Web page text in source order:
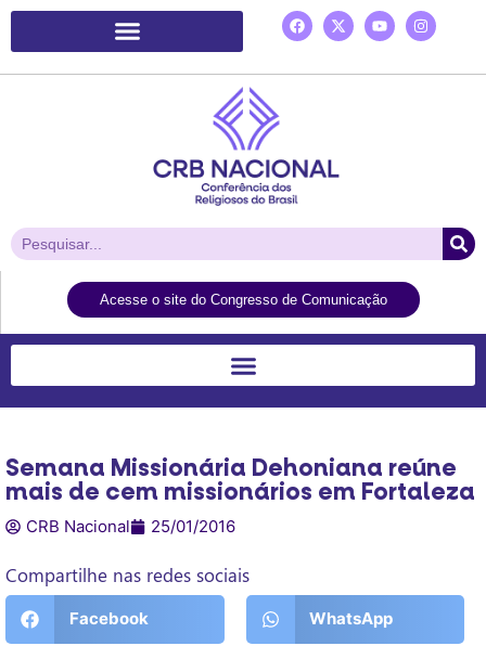
Acesse o site do Congresso de Comunicação
Semana Missionária Dehoniana reúne
mais de cem missionários em Fortaleza
CRB Nacional 25/01/2016
Compartilhe nas redes sociais
Facebook WhatsApp